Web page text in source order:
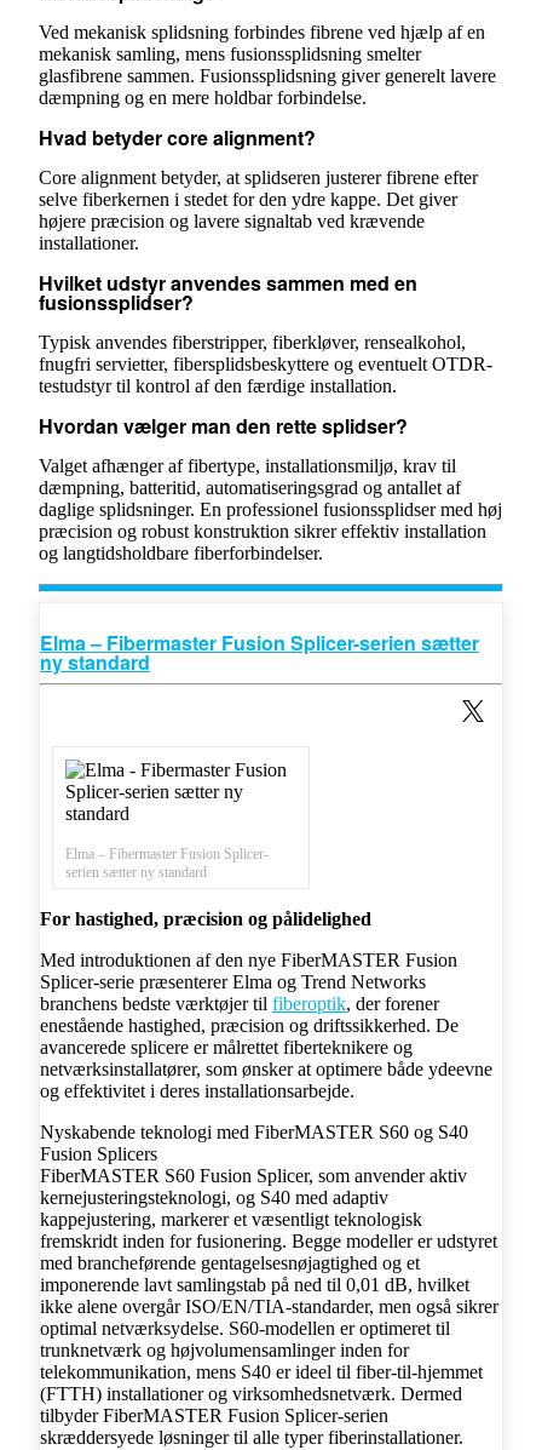
Ved mekanisk splidsning forbindes fibrene ved hjælp af en
mekanisk samling, mens fusionssplidsning smelter
glasfibrene sammen. Fusionssplidsning giver generelt lavere
dæmpning og en mere holdbar forbindelse.
Hvad betyder core alignment?
Core alignment betyder, at splidseren justerer fibrene efter
selve fiberkernen i stedet for den ydre kappe. Det giver
højere præcision og lavere signaltab ved krævende
installationer.
Hvilket udstyr anvendes sammen med en
fusionssplidser?
Typisk anvendes fiberstripper, fiberkløver, rensealkohol,
fnugfri servietter, fibersplidsbeskyttere og eventuelt OTDR-
testudstyr til kontrol af den færdige installation.
Hvordan vælger man den rette splidser?
Valget afhænger af fibertype, installationsmiljø, krav til
dæmpning, batteritid, automatiseringsgrad og antallet af
daglige splidsninger. En professionel fusionssplidser med høj
præcision og robust konstruktion sikrer effektiv installation
og langtidsholdbare fiberforbindelser.
Elma – Fibermaster Fusion Splicer-serien sætter
ny standard
Elma – Fibermaster Fusion Splicer-
serien sætter ny standard
For hastighed, præcision og pålidelighed
Med introduktionen af den nye FiberMASTER Fusion
Splicer-serie præsenterer Elma og Trend Networks
branchens bedste værktøjer til fiberoptik, der forener
enestående hastighed, præcision og driftssikkerhed. De
avancerede splicere er målrettet fiberteknikere og
netværksinstallatører, som ønsker at optimere både ydeevne
og effektivitet i deres installationsarbejde.
Nyskabende teknologi med FiberMASTER S60 og S40
Fusion Splicers
FiberMASTER S60 Fusion Splicer, som anvender aktiv
kernejusteringsteknologi, og S40 med adaptiv
kappejustering, markerer et væsentligt teknologisk
fremskridt inden for fusionering. Begge modeller er udstyret
med brancheførende gentagelsesnøjagtighed og et
imponerende lavt samlingstab på ned til 0,01 dB, hvilket
ikke alene overgår ISO/EN/TIA-standarder, men også sikrer
optimal netværksydelse. S60-modellen er optimeret til
trunknetværk og højvolumensamlinger inden for
telekommunikation, mens S40 er ideel til fiber-til-hjemmet
(FTTH) installationer og virksomhedsnetværk. Dermed
tilbyder FiberMASTER Fusion Splicer-serien
skræddersyede løsninger til alle typer fiberinstallationer.